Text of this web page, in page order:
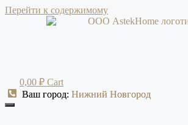
Перейти к содержимому
0,00 ₽ Cart
Ваш город: Нижний Новгород
Ваш город: Нижний Новгород